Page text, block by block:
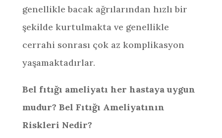
genellikle bacak ağrılarından hızlı bir
şekilde kurtulmakta ve genellikle
cerrahi sonrası çok az komplikasyon
yaşamaktadırlar.
Bel fıtığı ameliyatı her hastaya uygun
mudur? Bel Fıtığı Ameliyatının
Riskleri Nedir?